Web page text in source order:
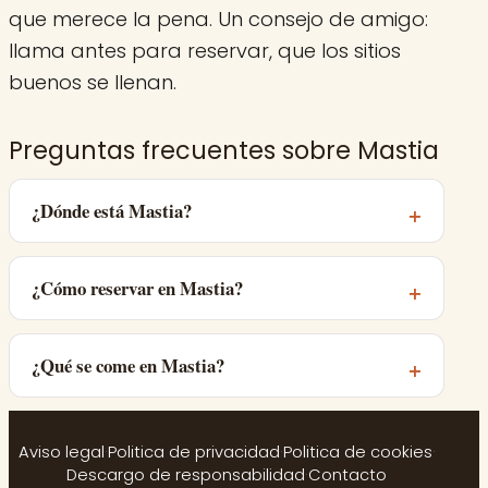
que merece la pena. Un consejo de amigo:
llama antes para reservar, que los sitios
buenos se llenan.
Preguntas frecuentes sobre Mastia
¿Dónde está Mastia?
¿Cómo reservar en Mastia?
¿Qué se come en Mastia?
Aviso legal·Politica de privacidad·Politica de cookies·
Descargo de responsabilidad·Contacto